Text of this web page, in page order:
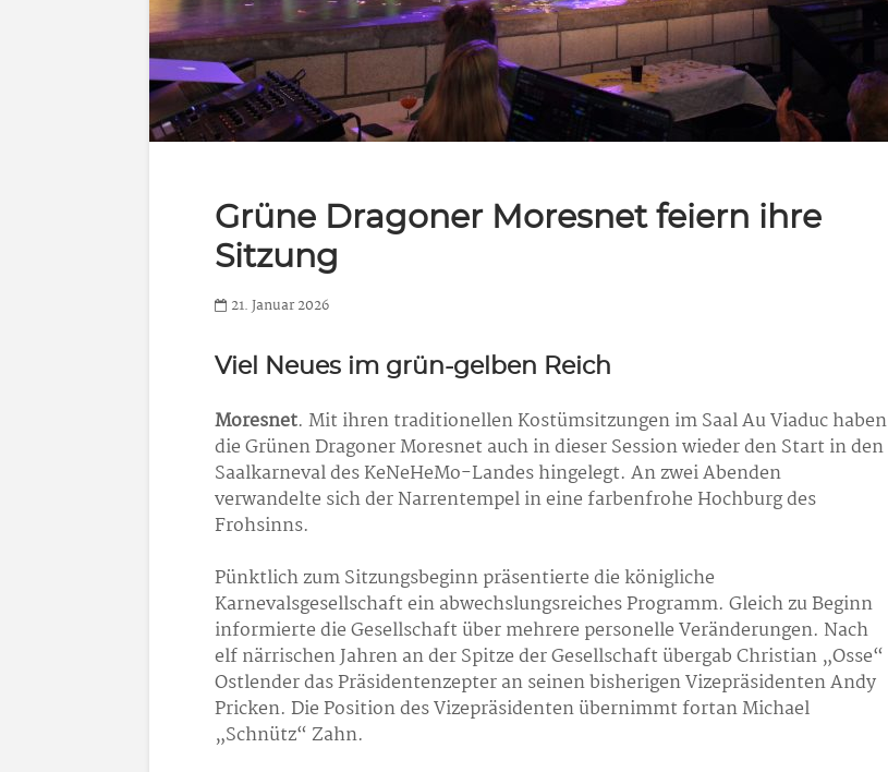
Grüne Dragoner Moresnet feiern ihre
Sitzung
21. Januar 2026
Viel Neues im grün-gelben Reich
Moresnet. Mit ihren traditionellen Kostümsitzungen im Saal Au Viaduc haben
die Grünen Dragoner Moresnet auch in dieser Session wieder den Start in den
Saalkarneval des KeNeHeMo-Landes hingelegt. An zwei Abenden
verwandelte sich der Narrentempel in eine farbenfrohe Hochburg des
Frohsinns.
Pünktlich zum Sitzungsbeginn präsentierte die königliche
Karnevalsgesellschaft ein abwechslungsreiches Programm. Gleich zu Beginn
informierte die Gesellschaft über mehrere personelle Veränderungen. Nach
elf närrischen Jahren an der Spitze der Gesellschaft übergab Christian „Osse“
Ostlender das Präsidentenzepter an seinen bisherigen Vizepräsidenten Andy
Pricken. Die Position des Vizepräsidenten übernimmt fortan Michael
„Schnütz“ Zahn.